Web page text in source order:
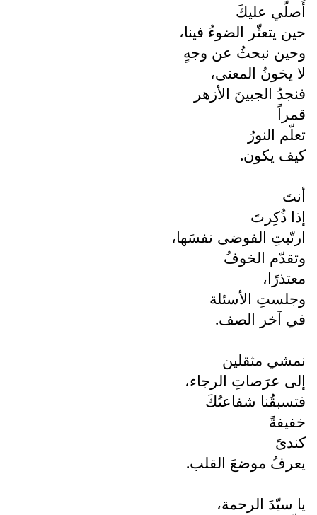
أُصلّي عليكَ
حين يتعثّر الضوءُ فينا،
وحين نبحثُ عن وجهٍ
لا يخونُ المعنى،
فنجدُ الجبينَ الأزهر
قمراً
تعلّم النورُ
كيف يكون.
أنتَ
إذا ذُكِرتَ
ارتّبتِ الفوضى نفسَها،
وتقدّم الخوفُ
معتذرًا،
وجلستِ الأسئلة
في آخر الصف.
نمشي مثقلين
إلى عرَصاتِ الرجاء،
فتسبقُنا شفاعتُكَ
خفيفةً
كندىً
يعرفُ موضعَ القلب.
يا سيّدَ الرحمة،